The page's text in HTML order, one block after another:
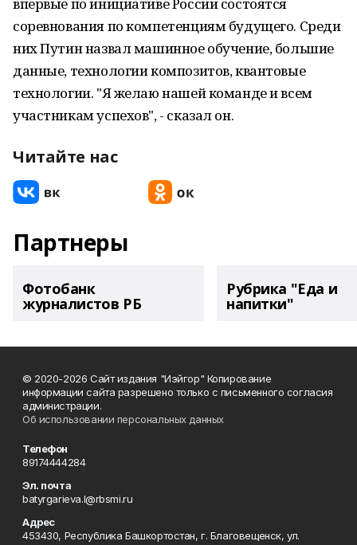
соревнования по компетенциям будущего. Среди
них Путин назвал машинное обучение, большие
данные, технологии композитов, квантовые
технологии. "Я желаю нашей команде и всем
участникам успехов", - сказал он.
Читайте нас
Партнеры
Фотобанк
журналистов РБ
Рубрика "Еда и
напитки"
© 2020-2026 Сайт издания "Иэйгор" Копирование
информации сайта разрешено только с письменного согласия
администрации.
Об использовании персональных данных
Телефон
89174444284
Эл. почта
batyrgarieva.l@rbsmi.ru
Адрес
453430, Республика Башкортостан, г. Благовещенск, ул.